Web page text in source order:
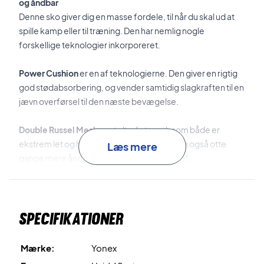
og åndbar
Denne sko giver dig en masse fordele, til når du skal ud at
spille kamp eller til træning. Den har nemlig nogle
forskellige teknologier inkorporeret.
Power Cushioner en af teknologierne. Den giver en rigtig
god stødabsorbering, og vender samtidig slagkraften til en
jævn overførsel til den næste bevægelse.
Double Russel Mesher et ultrafint mesh som både er
ekstrem let og holdbar. Derudover giver den også otte
gange mere åndbarhed end almindeligt stof.
og samtidig forbedre støtten på midten af foden og hælen
mulighed for
hurtigt fodarbejde.
Læs mere
Specifikationer
Mærke:
Yonex